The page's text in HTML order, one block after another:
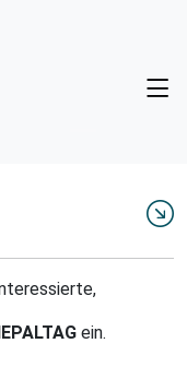
ein.